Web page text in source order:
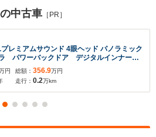
中古車 ［PR］
レミアムサウンド 4眼ヘッド パノラミック
パワーバックドア デジタルインナーミ
ト シート トヨタセーフティセンス
ンストパーク エアシート
円
総額： 356.9万円
走行： 0.2万km